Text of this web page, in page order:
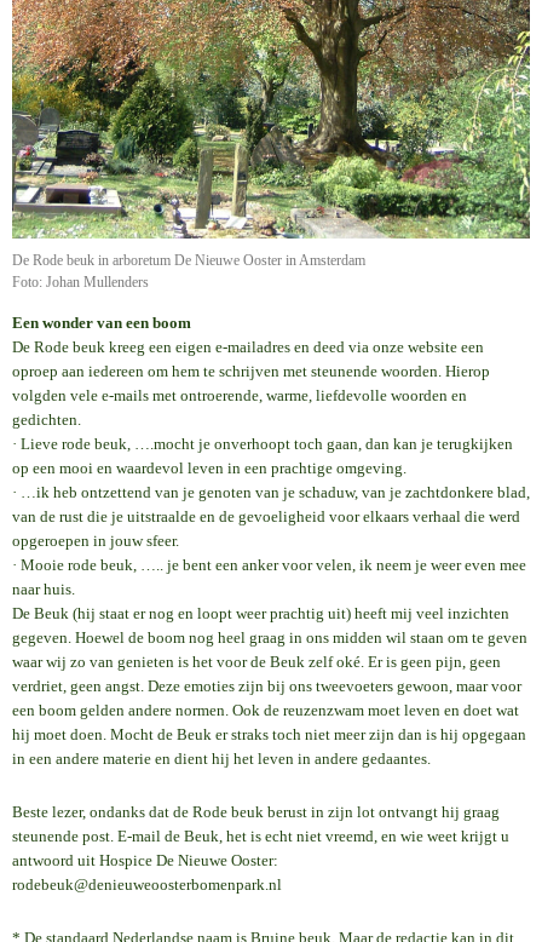
De Rode beuk in arboretum De Nieuwe Ooster in Amsterdam
Foto: Johan Mullenders
Een wonder van een boom
De Rode beuk kreeg een eigen e-mailadres en deed via onze website een
oproep aan iedereen om hem te schrijven met steunende woorden. Hierop
volgden vele e-mails met ontroerende, warme, liefdevolle woorden en
gedichten.
· Lieve rode beuk, ….mocht je onverhoopt toch gaan, dan kan je terugkijken
op een mooi en waardevol leven in een prachtige omgeving.
· …ik heb ontzettend van je genoten van je schaduw, van je zachtdonkere blad,
van de rust die je uitstraalde en de gevoeligheid voor elkaars verhaal die werd
opgeroepen in jouw sfeer.
· Mooie rode beuk, ….. je bent een anker voor velen, ik neem je weer even mee
naar huis.
De Beuk (hij staat er nog en loopt weer prachtig uit) heeft mij veel inzichten
gegeven. Hoewel de boom nog heel graag in ons midden wil staan om te geven
waar wij zo van genieten is het voor de Beuk zelf oké. Er is geen pijn, geen
verdriet, geen angst. Deze emoties zijn bij ons tweevoeters gewoon, maar voor
een boom gelden andere normen. Ook de reuzenzwam moet leven en doet wat
hij moet doen. Mocht de Beuk er straks toch niet meer zijn dan is hij opgegaan
in een andere materie en dient hij het leven in andere gedaantes.
Beste lezer, ondanks dat de Rode beuk berust in zijn lot ontvangt hij graag
steunende post. E-mail de Beuk, het is echt niet vreemd, en wie weet krijgt u
antwoord uit Hospice De Nieuwe Ooster:
rodebeuk@denieuweoosterbomenpark.nl
* De standaard Nederlandse naam is Bruine beuk. Maar de redactie kan in dit